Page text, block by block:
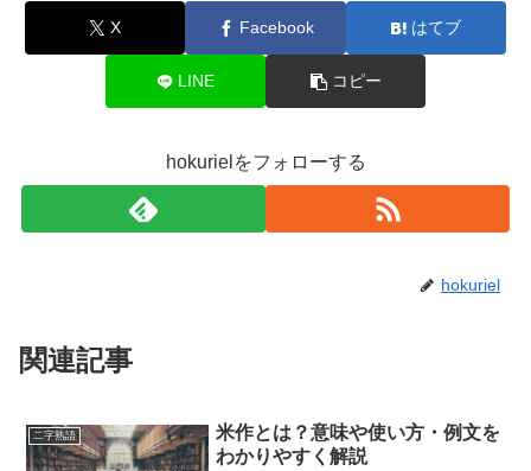
X Facebook はてブ
LINE コピー
hokurielをフォローする
hokuriel
関連記事
二字熟語
米作とは？意味や使い方・例文を
わかりやすく解説